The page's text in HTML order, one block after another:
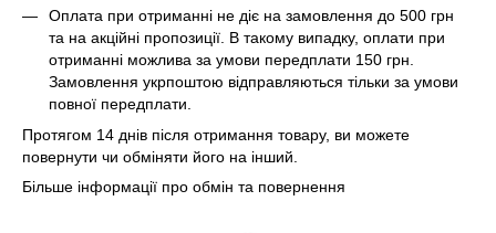
Оплата при отриманні не діє на замовлення до 500 грн
та на акційні пропозиції. В такому випадку, оплати при
отриманні можлива за умови передплати 150 грн.
Замовлення укрпоштою відправляються тільки за умови
повної передплати.
Протягом 14 днів після отримання товару, ви можете
повернути чи обміняти його на інший.
Більше інформації про обмін та повернення